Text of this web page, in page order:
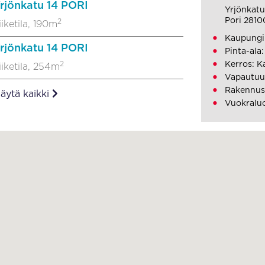
14 PORI
190m2
14 PORI
254m2
kaikki
Yrjönkatu
Pori
Pinta-
Kerros: